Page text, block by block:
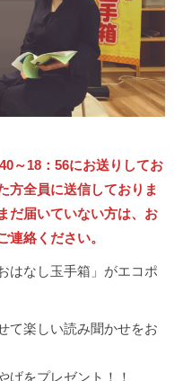
～18：56にお送りしてお
方全員に送信しておりま
だ届いていない方は、お
連絡ください。
はなし玉手箱」がエコポ
て楽しい読み聞かせをお
げをプレゼント！！